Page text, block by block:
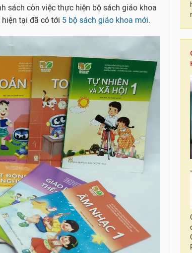
sách còn việc thực hiện bộ sách giáo khoa
tại đã có tới 5 bộ sách giáo khoa mới.